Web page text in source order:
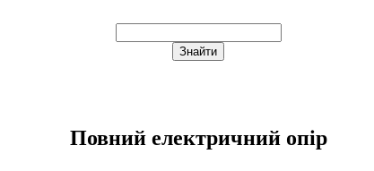
Повний електричний опір